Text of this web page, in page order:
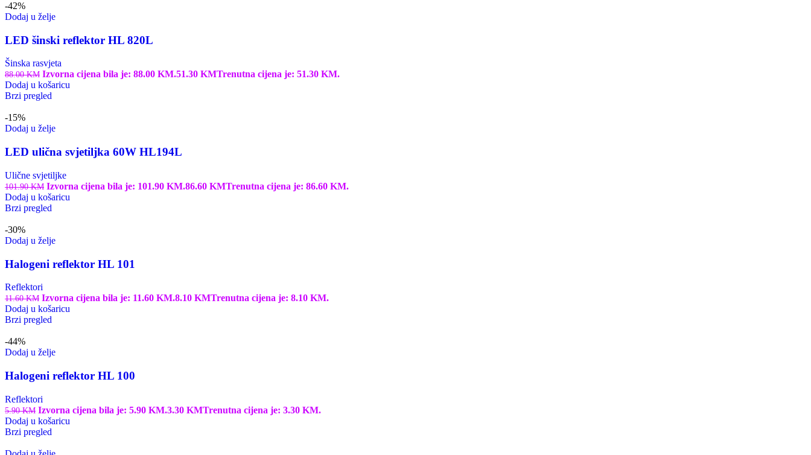
-42%
Dodaj u želje
LED šinski reflektor HL 820L
Šinska rasvjeta
88.00KM Izvorna cijena bila je: 88.00 KM.51.30 KMTrenutna cijena je: 51.30 KM.
Dodaj u košaricu
Brzi pregled
-15%
Dodaj u želje
LED ulična svjetiljka 60W HL194L
Ulične svjetiljke
101.90KM Izvorna cijena bila je: 101.90 KM.86.60 KMTrenutna cijena je: 86.60 KM.
Dodaj u košaricu
Brzi pregled
-30%
Dodaj u želje
Halogeni reflektor HL 101
Reflektori
11.60KM Izvorna cijena bila je: 11.60 KM.8.10 KMTrenutna cijena je: 8.10 KM.
Dodaj u košaricu
Brzi pregled
-44%
Dodaj u želje
Halogeni reflektor HL 100
Reflektori
5.90KM Izvorna cijena bila je: 5.90 KM.3.30 KMTrenutna cijena je: 3.30 KM.
Dodaj u košaricu
Brzi pregled